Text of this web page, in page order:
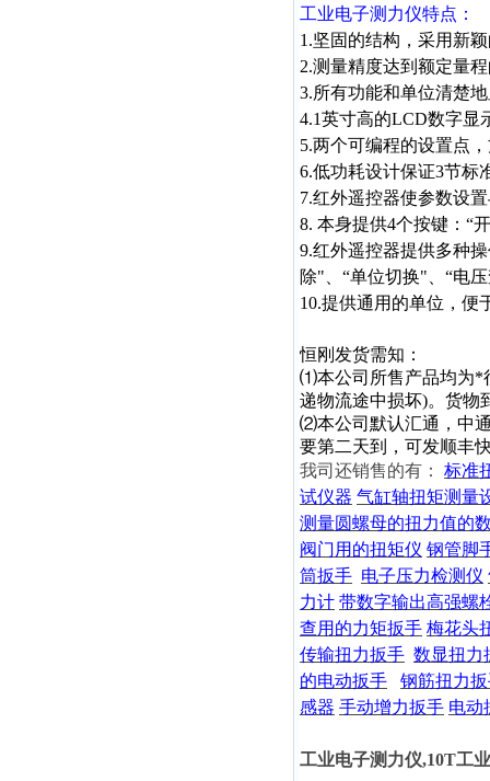
工业电子测力仪特点：
1.坚固的结构，采用新
2.测量精度达到额定量
3.所有功能和单位清楚
4.1英寸高的LCD数字
5.两个可编程的设置点
6.低功耗设计保证3节标
7.红外遥控器使参数设
8. 本身提供4个按键：“
9.红外遥控器提供多种
除"、“单位切换"、“电
10.提供通用的单位，便
恒刚发货需知：
⑴本公司所售产品均为*
递物流途中损坏)。货物
⑵本公司默认汇通，中
要第二天到，可发顺丰
我司还销售的有： 标准
试仪器 气缸轴扭矩测量
测量圆螺母的扭力值的
阀门用的扭矩仪 钢管脚
筒扳手 电子压力检测仪
力计 带数字输出高强螺
查用的力矩扳手 梅花头
传输扭力扳手 数显扭力
的电动扳手
钢筋扭力
感器 手动增力扳手 电动
工业电子测力仪,10T工